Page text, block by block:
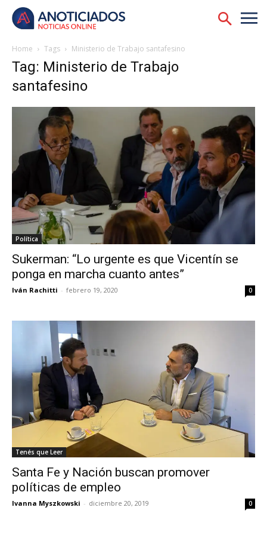
Home Tags Ministerio de Trabajo santafesino
Tag: Ministerio de Trabajo
santafesino
Política
Sukerman: “Lo urgente es que Vicentín se
ponga en marcha cuanto antes”
Iván Rachitti - febrero 19, 2020 0
Tenés que Leer
Santa Fe y Nación buscan promover
políticas de empleo
Ivanna Myszkowski - diciembre 20, 2019 0